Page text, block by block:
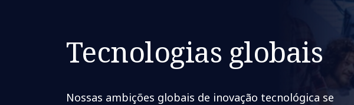
Tecnologias globais
Nossas ambições globais de inovação tecnológica se